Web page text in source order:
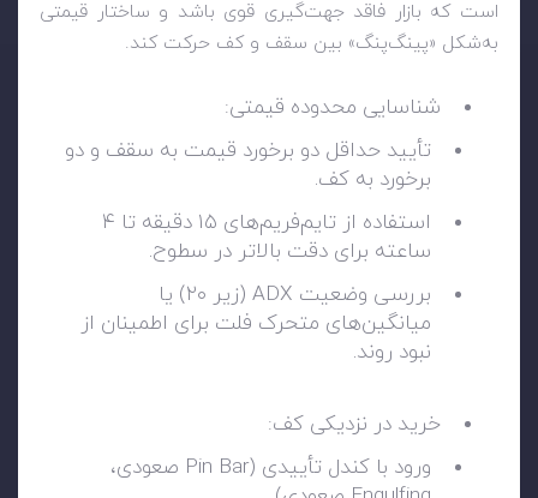
است که بازار فاقد جهت‌گیری قوی باشد و ساختار قیمتی
به‌شکل «پینگ‌پنگ» بین سقف و کف حرکت کند.
شناسایی محدوده قیمتی:
تأیید حداقل دو برخورد قیمت به سقف و دو
برخورد به کف.
استفاده از تایم‌فریم‌های ۱۵ دقیقه تا ۴
ساعته برای دقت بالاتر در سطوح.
بررسی وضعیت ADX (زیر ۲۰) یا
میانگین‌های متحرک فلت برای اطمینان از
نبود روند.
خرید در نزدیکی کف:
ورود با کندل تأییدی (Pin Bar صعودی،